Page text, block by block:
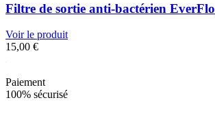
Filtre de sortie anti-bactérien EverFlo
Voir le produit
15,00 €
Paiement
100% sécurisé